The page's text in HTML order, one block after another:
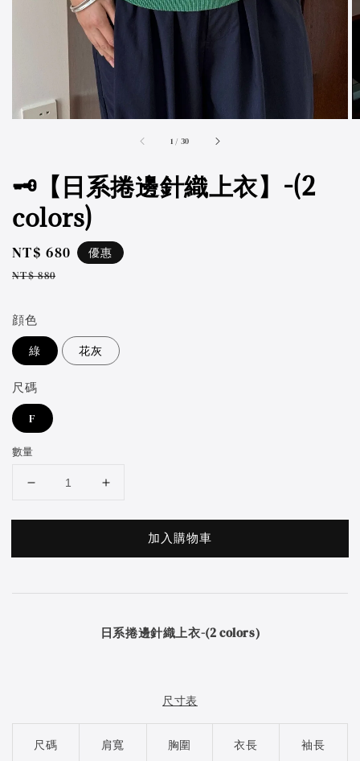
1 / accessibility.of
30
🗝️【日系捲邊針織上衣】-(2
colors)
Sale
price
NT$ 680
Regular
NT$ 880
優惠
顔色
綠 花灰
尺碼
F
數量
加入購物車
日系捲邊針織上衣-(2 colors)
尺寸表
尺碼 肩寬 胸圍 衣長 袖長